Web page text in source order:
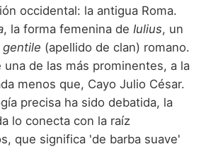
occidental: la antigua Roma.
, la forma femenina de Iulius, un
(apellido de clan) romano.
de las más prominentes, a la
menos que, Cayo Julio César.
precisa ha sido debatida, la
lo conecta con la raíz
que significa 'de barba suave'